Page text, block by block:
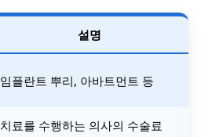
설명
임플란트 뿌리, 아바트먼트 등
치료를 수행하는 의사의 수술료